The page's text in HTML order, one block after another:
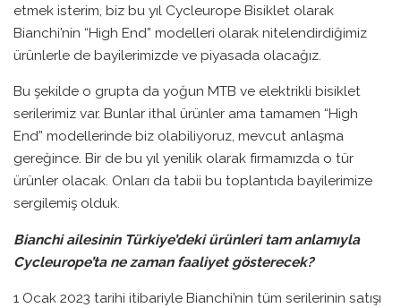
etmek isterim, biz bu yıl Cycleurope Bisiklet olarak
Bianchi’nin “High End” modelleri olarak nitelendirdiğimiz
ürünlerle de bayilerimizde ve piyasada olacağız.
Bu şekilde o grupta da yoğun MTB ve elektrikli bisiklet
serilerimiz var. Bunlar ithal ürünler ama tamamen “High
End” modellerinde biz olabiliyoruz, mevcut anlaşma
gereğince. Bir de bu yıl yenilik olarak firmamızda o tür
ürünler olacak. Onları da tabii bu toplantıda bayilerimize
sergilemiş olduk.
Bianchi ailesinin Türkiye’deki ürünleri tam anlamıyla
Cycleurope’ta ne zaman faaliyet gösterecek?
1 Ocak 2023 tarihi itibariyle Bianchi’nin tüm serilerinin satışı